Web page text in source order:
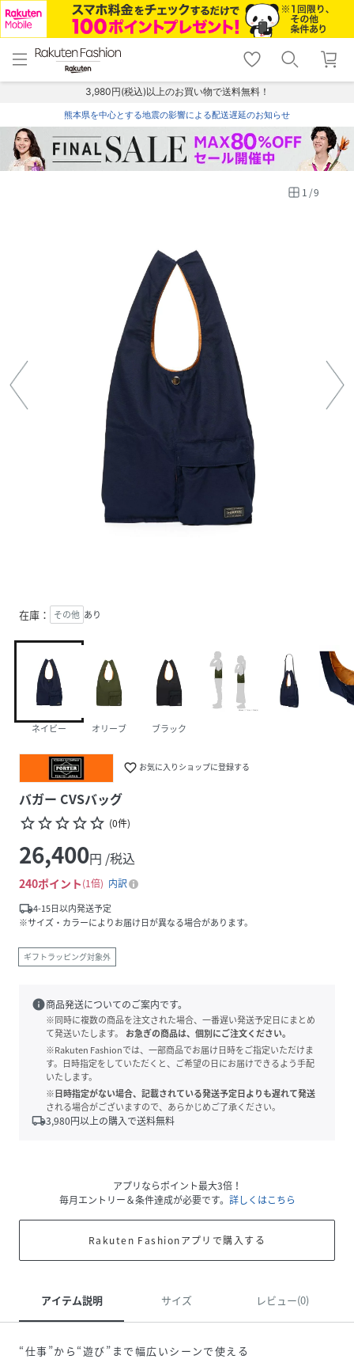
menu home
トップ
shopping_cart lock_outline
ログイン
3,980円(税込)以上のお買い物で送料無料！
熊本県を中心とする地震の影響による配送遅延のお知らせ
1 /9
在庫： その他 あり
ネイビー オリーブ ブラック
favorite_border お気に入りショップに登録する
バガー CVSバッグ
star_borderstar_borderstar_borderstar_borderstar_border (0件)
26,400円 /税込
240ポイント 1倍
内訳
local_shipping4-15日以内発送予定
※サイズ・カラーによりお届け日が異なる場合があります。
ギフトラッピング対象外
info商品発送についてのご案内です。
※同時に複数の商品を注文された場合、一番遅い発送予定日にまとめ
て発送いたします。
お急ぎの商品は、個別にご注文ください。
※Rakuten Fashionでは、一部商品でお届け日時をご指定いただけま
す。日時指定をしていただくと、ご希望の日にお届けできるよう手配
いたします。
※日時指定がない場合、記載されている発送予定日よりも遅れて発送
される場合がございますので、あらかじめご了承ください。
local_shipping3,980円以上の購入で送料無料
アプリならポイント最大3倍！
毎月エントリー＆条件達成が必要です。 詳しくはこちら
Rakuten Fashionアプリで購入する
アイテム説明 サイズ レビュー(0)
“仕事”から“遊び”まで幅広いシーンで使える